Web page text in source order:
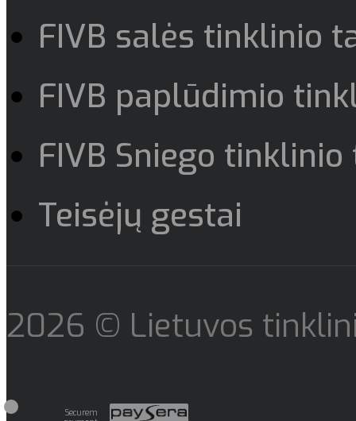
FIVB salės tinklinio
FIVB paplūdimio
FIVB Sniego
Teisėjų gestai
2026 © Lietuvos
Securem